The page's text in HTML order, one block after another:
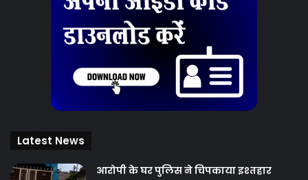
Latest News
आरोपी के घर पुलिस ने चिपकाया इश्तहार